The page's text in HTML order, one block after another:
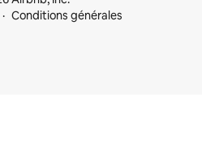
Conditions générales